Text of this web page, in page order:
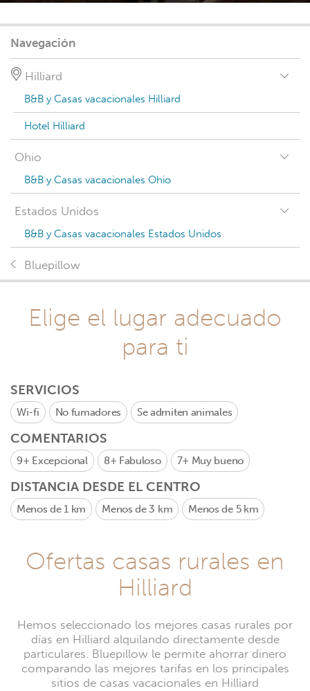
Navegación
Hilliard
B&B y Casas vacacionales Hilliard
Hotel Hilliard
Ohio
B&B y Casas vacacionales Ohio
Estados Unidos
B&B y Casas vacacionales Estados Unidos
Bluepillow
Elige el lugar adecuado
para ti
SERVICIOS
Wi-fi No fumadores Se admiten animales
COMENTARIOS
9+ Excepcional 8+ Fabuloso 7+ Muy bueno
DISTANCIA DESDE EL CENTRO
Menos de 1 km Menos de 3 km Menos de 5 km
Ofertas casas rurales en
Hilliard
Hemos seleccionado los mejores casas rurales por
días en Hilliard alquilando directamente desde
particulares. Bluepillow le permite ahorrar dinero
comparando las mejores tarifas en los principales
sitios de casas vacacionales en Hilliard